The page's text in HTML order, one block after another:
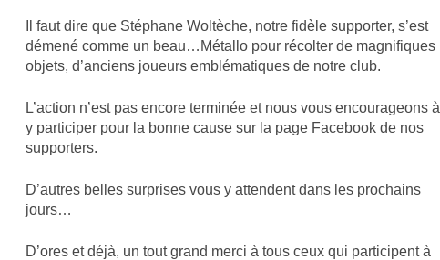
Il faut dire que Stéphane Woltèche, notre fidèle supporter, s’est
démené comme un beau…Métallo pour récolter de magnifiques
objets, d’anciens joueurs emblématiques de notre club.
L’action n’est pas encore terminée et nous vous encourageons à
y participer pour la bonne cause sur la page Facebook de nos
supporters.
D’autres belles surprises vous y attendent dans les prochains
jours…
D’ores et déjà, un tout grand merci à tous ceux qui participent à